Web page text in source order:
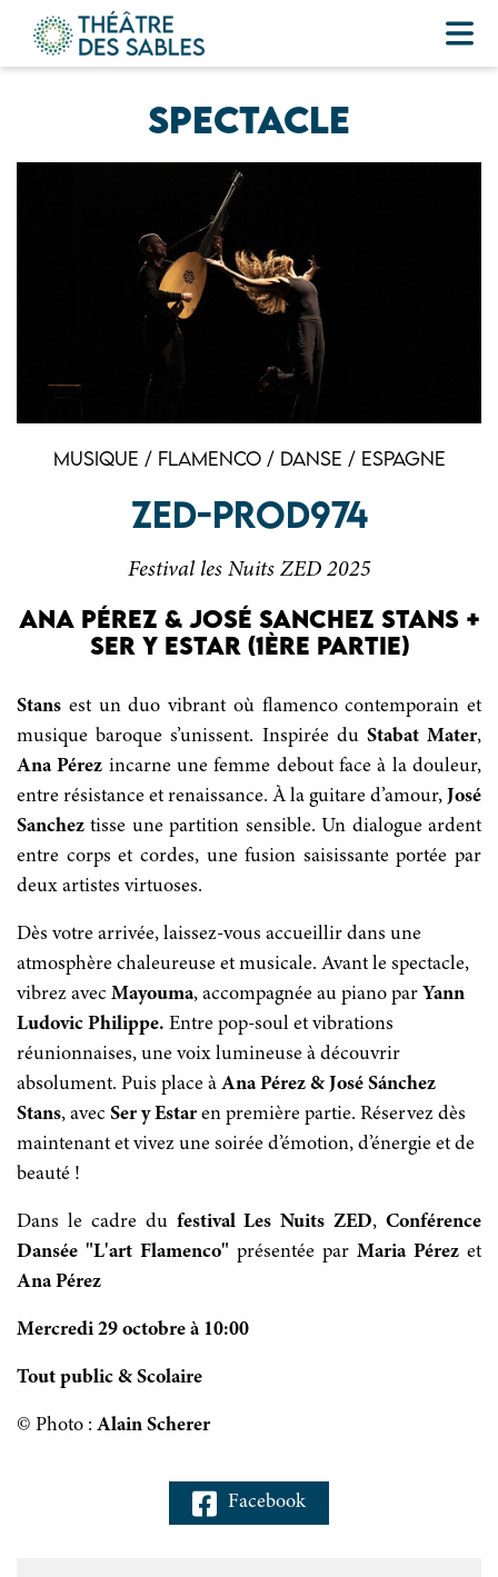
Spectacle
Musique / Flamenco / Danse / Espagne
ZED-PROD974
Festival les Nuits ZED 2025
ANA PÉREZ & JOSÉ SANCHEZ STANS +
SER Y ESTAR (1ère PARTIE)
Stans est un duo vibrant où flamenco contemporain et
musique baroque s’unissent. Inspirée du Stabat Mater,
Ana Pérez incarne une femme debout face à la douleur,
entre résistance et renaissance. À la guitare d’amour, José
Sanchez tisse une partition sensible. Un dialogue ardent
entre corps et cordes, une fusion saisissante portée par
deux artistes virtuoses.
Dès votre arrivée, laissez-vous accueillir dans une
atmosphère chaleureuse et musicale. Avant le spectacle,
vibrez avec Mayouma, accompagnée au piano par Yann
Ludovic Philippe. Entre pop-soul et vibrations
réunionnaises, une voix lumineuse à découvrir
absolument. Puis place à Ana Pérez & José Sánchez
Stans, avec Ser y Estaren première partie. Réservez dès
maintenant et vivez une soirée d’émotion, d’énergie et de
beauté !
Dans le cadre du festival Les Nuits ZED, Conférence
Dansée "L'art Flamenco" présentée par Maria Pérez et
Ana Pérez
Mercredi 29 octobre à 10:00
Tout public & Scolaire
© Photo : Alain Scherer
Facebook